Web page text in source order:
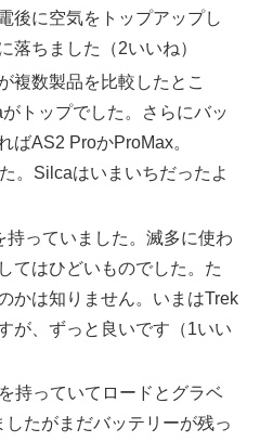
後に空気をトップアップし
落ちました（2いいね）
複数製品を比較したとこ
トップでした。さらにバッ
ばAS2 ProかProMax。
。Silcaはいまいちだったよ
っていました。滅多に使わ
てはひどいものでした。た
かは知りません。いまはTrek
が、ずっと良いです（1いい
持っていてロードとグラベ
たがまだバッテリーが残っ